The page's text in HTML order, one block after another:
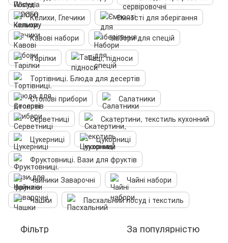
Келихи, Глечики
Ємності для зберігання
Кавові набори
Набори для спецій
Тарілки
Таці, підноси
Тортівниці. Блюда для десертів
Столові прибори
Салатники
Серветниці
Скатертини, текстиль кухонний
Цукерниці
Цукорниці
Фруктовниці. Вази для фруктів
Чайники Заварочні
Чайні набори
Чашки
Пасхальний посуд і текстиль
Фільтр За популярністю